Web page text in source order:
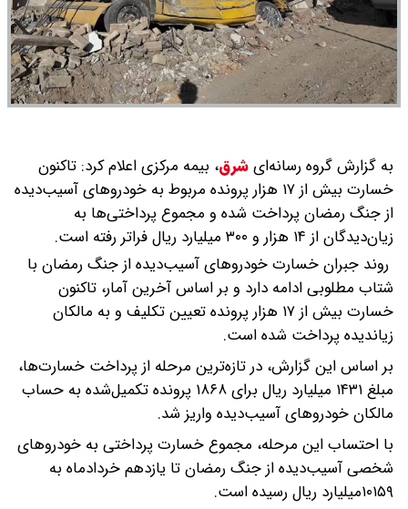
به گزارش گروه رسانه‌ایشرق، بیمه مرکزی اعلام کرد: تاکنون
خسارت بیش از ۱۷ هزار پرونده مربوط به خودروهای آسیب‌دیده
از جنگ رمضان پرداخت شده و مجموع پرداختی‌ها به
زیان‌دیدگان از ۱۴ هزار و ۳۰۰ میلیارد ریال فراتر رفته است.
روند جبران خسارت خودروهای آسیب‌دیده از جنگ رمضان با
شتاب مطلوبی ادامه دارد و بر اساس آخرین آمار، تاکنون
خسارت بیش از ۱۷ هزار پرونده تعیین تکلیف و به مالکان
زیاندیده پرداخت شده است.
بر اساس این گزارش، در تازه‌ترین مرحله از پرداخت خسارت‌ها،
مبلغ ۱۴۳۱ میلیارد ریال برای ۱۸۶۸ پرونده تکمیل‌شده به حساب
مالکان خودروهای آسیب‌دیده واریز شد.
با احتساب این مرحله، مجموع خسارت پرداختی به خودروهای
شخصی آسیب‌دیده از جنگ رمضان تا یازدهم خردادماه به
۱۰۱۵۹میلیارد ریال رسیده است.